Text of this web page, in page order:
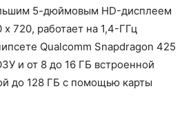
5-дюймовым HD-дисплеем
720, работает на 1,4-ГГц
Qualcomm Snapdragon 425
и от 8 до 16 ГБ встроенной
до 128 ГБ с помощью карты